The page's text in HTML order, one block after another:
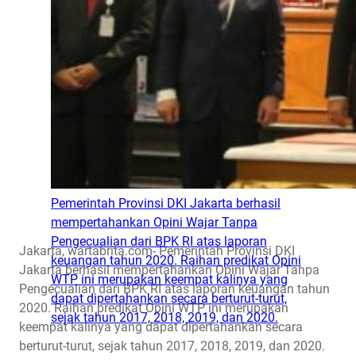
Pemerintah Provinsi DKI Jakarta berhasil
mempertahankan Opini Wajar Tanpa
Pengecualian dari BPK RI atas laporan
keuangan tahun 2020. Raihan predikat Opini
WTP ini merupakan keempat kalinya yang
dapat dipertahankan secara berturut-turut,
sejak tahun 2017, 2018, 2019, dan 2020.
Jakarta, wartabrita.com- Pemerintah Provinsi DKI
Jakarta berhasil mempertahankan Opini Wajar Tanpa
Pengecualian dari BPK RI atas laporan keuangan tahun
2020. Raihan predikat Opini WTP ini merupakan
keempat kalinya yang dapat dipertahankan secara
berturut-turut, sejak tahun 2017, 2018, 2019, dan 2020.